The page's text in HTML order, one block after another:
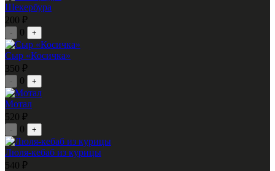
Шекербура
200 ₽
- 0 +
Сыр «Косичка»
350 ₽
- 0 +
Мотал
520 ₽
- 0 +
Люля-кебаб из курицы
540 ₽